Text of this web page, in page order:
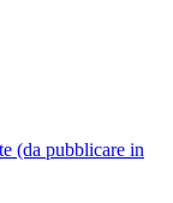
(da pubblicare in